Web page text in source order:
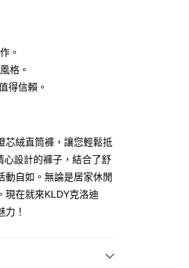
。
格。
得信賴。
芯絨直筒褲，讓您輕鬆抵
心設計的褲子，結合了舒
動自如。無論是居家休閒
現在就來KLDY克洛迪
！